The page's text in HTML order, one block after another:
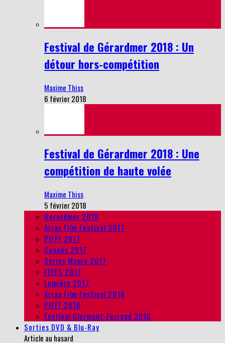
Festival de Gérardmer 2018 : Un
détour hors-compétition
Maxime Thiss
6 février 2018
Festival de Gérardmer 2018 : Une
compétition de haute volée
Maxime Thiss
5 février 2018
Gérardmer 2018
Arras Film Festival 2017
PIFFF 2017
Cannes 2017
Series Mania 2017
FEFFS 2017
Lumière 2017
Arras Film Festival 2016
PIFFF 2016
Festival Clermont-Ferrand 2016
Sorties DVD & Blu-Ray
Article au hasard